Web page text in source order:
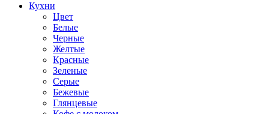
Кухни
Цвет
Белые
Черные
Желтые
Красные
Зеленые
Серые
Бежевые
Глянцевые